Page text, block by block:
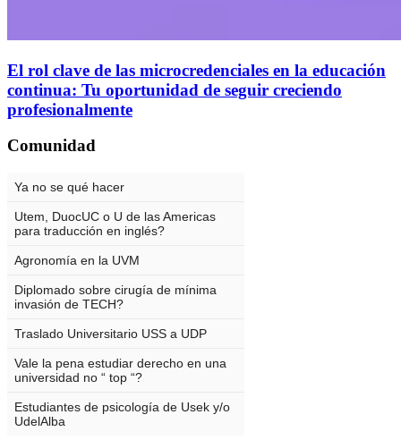
El rol clave de las microcredenciales en la educación
continua: Tu oportunidad de seguir creciendo
profesionalmente
Comunidad